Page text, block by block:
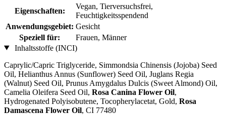
Eigenschaften:
Vegan, Tierversuchsfrei,
Feuchtigkeitsspendend
Anwendungsgebiet: Gesicht
Speziell für:
Frauen, Männer
Inhaltsstoffe (INCI)
Caprylic/Capric Triglyceride, Simmondsia Chinensis (Jojoba) Seed
Oil, Helianthus Annus (Sunflower) Seed Oil, Juglans Regia
(Walnut) Seed Oil, Prunus Amygdalus Dulcis (Sweet Almond) Oil,
Camelia Oleifera Seed Oil, Rosa Canina Flower Oil,
Hydrogenated Polyisobutene, Tocopherylacetat, Gold, Rosa
Damascena Flower Oil, CI 77480